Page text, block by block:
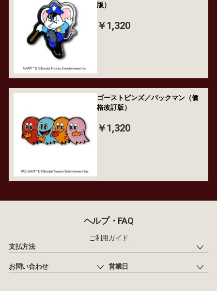
版）
￥1,320
ゴーストピンズ／パックマン（価
格改訂版）
￥1,320
ヘルプ・FAQ
ご利用ガイド
支払方法
お問い合わせ 営業日